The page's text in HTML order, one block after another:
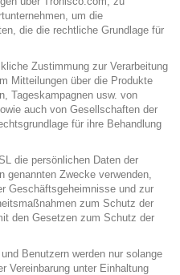
um die
die die rechtliche Grundlage für
Zustimmung zur Verarbeitung
Mitteilungen über die Produkte
Tageskampagnen usw. von
auch von Gesellschaften der
für ihre Behandlung
die persönlichen Daten der
genannten Zwecke verwenden,
Geschäftsgeheimnisse und zur
zum Schutz der
den Gesetzen zum Schutz der
Benutzern werden nur solange
Vereinbarung unter Einhaltung